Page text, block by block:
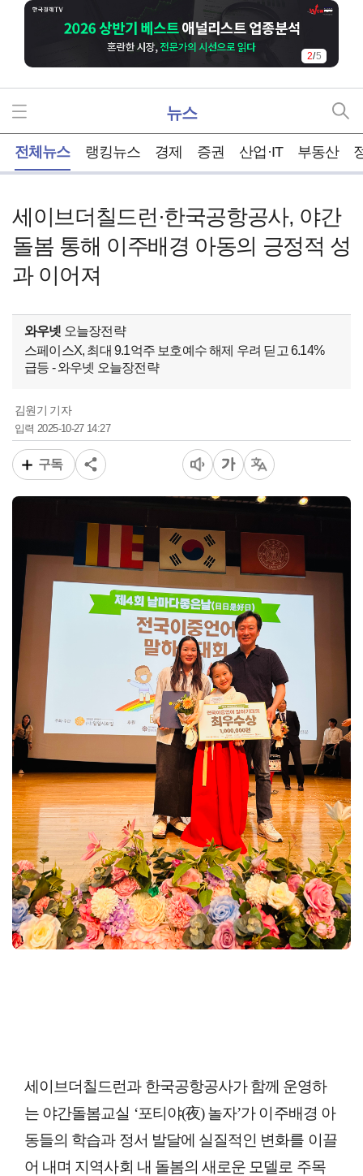
2/5
뉴스
전체뉴스 랭킹뉴스 경제 증권 산업·IT 부동산
세이브더칠드런·한국공항공사, 야간
돌봄 통해 이주배경 아동의 긍정적 성
과 이어져
와우넷 오늘장전략
스페이스X, 최대 9.1억주 보호예수 해제 우려 딛고 6.14%
급등 - 와우넷 오늘장전략
김원기 기자
입력2025-10-27 14:27
구독
세이브더칠드런과 한국공항공사가 함께 운영하
는 야간돌봄교실 ‘포티야(夜) 놀자’가 이주배경 아
동들의 학습과 정서 발달에 실질적인 변화를 이끌
어 내며 지역사회 내 돌봄의 새로운 모델로 주목